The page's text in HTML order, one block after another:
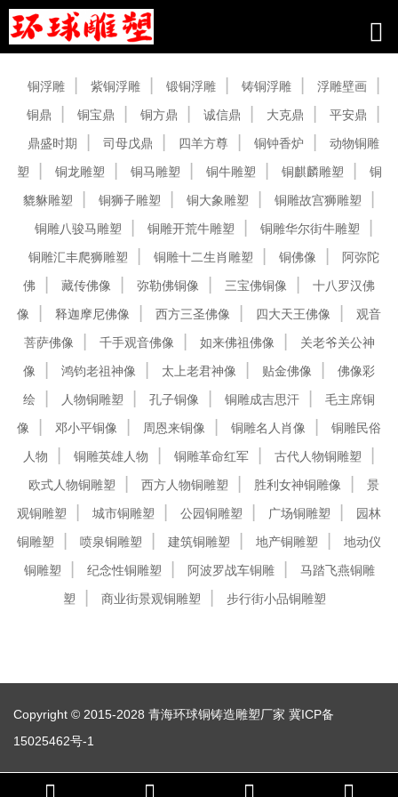
铜浮雕 紫铜浮雕 锻铜浮雕 铸铜浮雕
浮雕壁画
铜鼎
铜宝鼎 铜方鼎 诚信鼎 大克鼎
平安鼎
鼎盛时期
司母戊鼎 四羊方尊 铜钟香炉
动物铜雕
塑
铜龙雕塑 铜马雕塑 铜牛雕塑 铜麒麟雕塑
铜
貔貅雕塑
铜狮子雕塑 铜大象雕塑
铜雕故宫狮雕塑
铜雕八骏马雕塑
铜雕开荒牛雕塑
铜雕华尔街牛雕塑
铜雕汇丰爬狮雕塑
铜雕十二生肖雕塑 铜佛像
阿弥陀
佛
藏传佛像 弥勒佛铜像 三宝佛铜像
十八罗汉佛
像
释迦摩尼佛像 西方三圣佛像 四大天王佛像
观音
菩萨佛像
千手观音佛像 如来佛祖佛像
关老爷关公神
像
鸿钧老祖神像 太上老君神像 贴金佛像
佛像彩
绘
人物铜雕塑 孔子铜像 铜雕成吉思汗
毛主席铜
像
邓小平铜像 周恩来铜像 铜雕名人肖像
铜雕民俗
人物
铜雕英雄人物 铜雕革命红军
古代人物铜雕塑
欧式人物铜雕塑
西方人物铜雕塑 胜利女神铜雕像
景
观铜雕塑
城市铜雕塑 公园铜雕塑 广场铜雕塑
园林
铜雕塑
喷泉铜雕塑 建筑铜雕塑 地产铜雕塑
地动仪
铜雕塑
纪念性铜雕塑 阿波罗战车铜雕
马踏飞燕铜雕
塑
商业街景观铜雕塑 步行街小品铜雕塑
Copyright © 2015-2028 青海环球铜铸造雕塑厂家 冀ICP备
15025462号-1